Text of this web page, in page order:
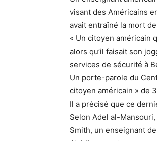
visant des Américains
avait entraîné la mort
« Un citoyen américain
alors qu’il faisait son
services de sécurité à
Un porte-parole du
citoyen américain » de
Il a précisé que ce
Selon Adel al-
Smith, un enseignant